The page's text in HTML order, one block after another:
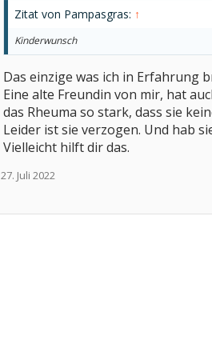
Zitat von Pampasgras: ↑
Kinderwunsch
Das einzige was ich in Erfahrung
Eine alte Freundin von mir, hat
das Rheuma so stark, dass sie
Leider ist sie verzogen. Und hab
Vielleicht hilft dir das.
27. Juli 2022